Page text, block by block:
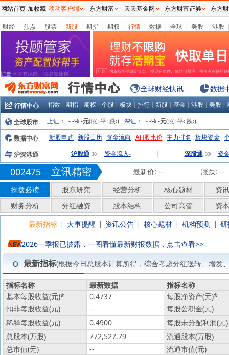
财经 | 焦点 | 股票 | 新股 | 期指 | 期权 | 行情 | 数据 | 全球 | 美股 | 港股
全球财经快讯 数据
行情中心 指数 | 期指 | 期权 | 个股 | 板块 | 排行 | 新股 | 基金 | 港股 | 美股 |
全球股市
上证 ： - -% -元(涨:平:跌:) 深证 ： - -% -元(涨:平:跌:)
数据中心
新股申购 新股日历 资金流向 AH股比价 主力排名 板块资金
沪深港通
沪股通 - 资金流入- | 深股通 - 资
002475 立讯精密 最新价: -- 涨跌: --
操盘必读
股东研究 经营分析 核心题材
资
财务分析
分红融资 股本结构 公司高管
资
最新指标 | 大事提醒 | 资讯公告 | 核心题材 | 机构预测 |
NEW2026一季报已披露，一图看懂最新财报数据，点击查看>>
最新指标(根据今日总股本计算所得，综合考虑分红送转、增发
指标名称 最新数据
指标名称
基本每股收益(元)* 0.4737 每股净资产(元)*
扣非每股收益(元)
--
每股公积金(元)
稀释每股收益(元)
0.4900
每股未分配利润(元)
总股本(万股)
772,527.79
流通股本(万股)
总市值(元)
-- 流通市值(元)
网站首页 加收藏 移动客户端 东方财富 天天基金网 东方财富证券 东方